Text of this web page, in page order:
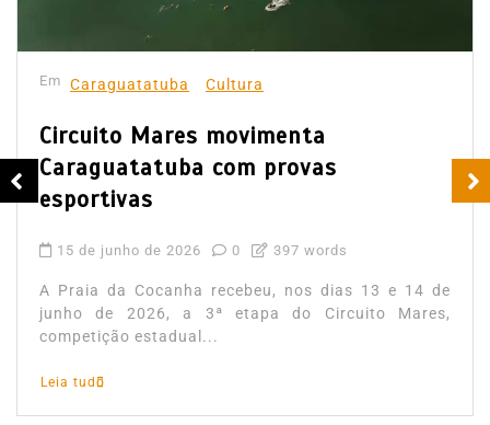
Em Caraguatatuba Cultura
Circuito Mares movimenta
Caraguatatuba com provas
esportivas
15 de junho de 2026 0 397 words
A Praia da Cocanha recebeu, nos dias 13 e 14 de
junho de 2026, a 3ª etapa do Circuito Mares,
competição estadual...
Leia tudo